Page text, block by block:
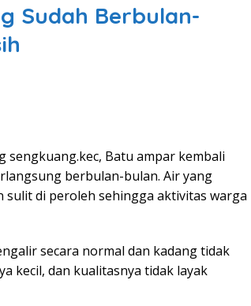
Sudah Berbulan-
sengkuang.kec, Batu ampar kembali
berbulan-bulan. Air yang
di peroleh sehingga aktivitas warga
secara normal dan kadang tidak
kecil, dan kualitasnya tidak layak